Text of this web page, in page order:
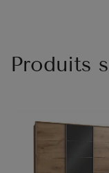
Produits